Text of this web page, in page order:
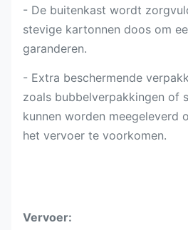
- De buitenkast wordt
stevige kartonnen doos om
garanderen.
- Extra beschermende
zoals bubbelverpakkingen of
kunnen worden meegeleverd
het vervoer te voorkomen.
Vervoer: